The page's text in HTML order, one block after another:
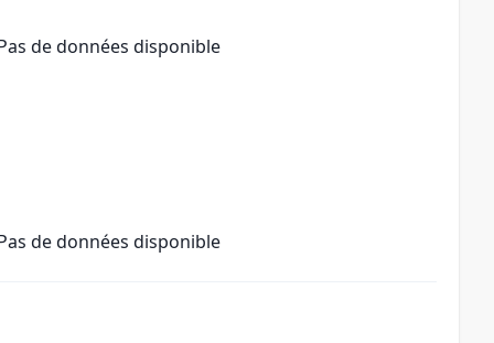
de données disponible
de données disponible